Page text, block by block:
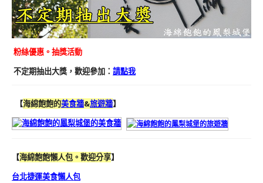
粉絲優惠。抽獎活動
不定期抽出大獎，歡迎參加： 請點我
【海綿飽飽的美食牆&旅遊牆】
【海綿飽飽懶人包。歡迎分享】
台北捷運美食懶人包